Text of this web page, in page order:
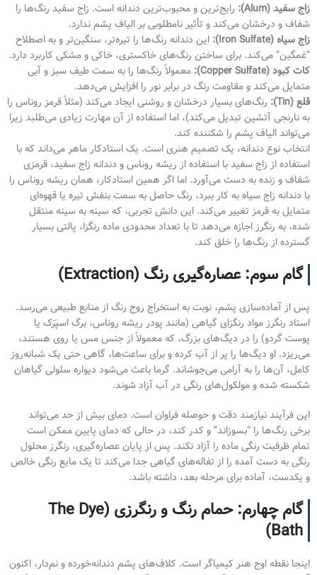
زاج سفید (Alum):
رایج‌ترین و محبوب‌ترین دندانه است. زاج سفید رنگ‌ها را
شفاف و درخشان می‌کند و تأثیر نامطلوبی بر الیاف پشم ندارد.
زاج سیاه (Iron Sulfate):
این دندانه رنگ‌ها را تیره‌تر، سنگین‌تر و به اصطلاح
“غمگین” می‌کند. برای ساختن رنگ‌های خاکستری، خاکی و مشکی کاربرد دارد.
کات کبود (Copper Sulfate):
معمولاً رنگ‌ها را به سمت طیف سبز و آبی
متمایل می‌کند و مقاومت رنگ در برابر نور را افزایش می‌دهد.
قلع (Tin):
رنگ‌های بسیار درخشان و روشنی ایجاد می‌کند (مثلاً قرمز روناس را
به نارنجی آتشین تبدیل می‌کند)، اما استفاده از آن مهارت زیادی می‌طلبد زیرا
می‌تواند الیاف پشم را شکننده کند.
انتخاب نوع دندانه، یک تصمیم هنری است. یک استادکار ماهر می‌داند که با
استفاده از زاج سفید با استفاده از ریشه روناس و دندانه زاج سفید، قرمزی
شفاف و زنده به دست می‌آورد. اما اگر همین استادکار، همان ریشه روناس را
با دندانه زاج سیاه به کار ببرد، رنگ حاصل به سمت بنفش تیره یا قهوه‌ای
متمایل به قرمز تغییر می‌کند. این دانش تجربی، که سینه به سینه منتقل
شده، به رنگرز اجازه می‌دهد تا با تعداد محدودی ماده رنگزا، پالتی بسیار
گسترده از رنگ‌ها را خلق کند.
گام سوم: عصاره‌گیری رنگ (Extraction)
پس از آماده‌سازی پشم، نوبت به استخراج روح رنگ از منابع طبیعی می‌رسد.
استاد رنگرز مواد رنگزای گیاهی (مانند پودر ریشه روناس، برگ اسپَرَک یا
پوست گردو) را در دیگ‌های بزرگ، که معمولاً از جنس مس یا روی هستند،
می‌ریزد. او دیگ‌ها را پر از آب کرده و برای ساعت‌ها، گاهی حتی یک شبانه‌روز
کامل، آن‌ها را به آرامی می‌جوشاند. گرما باعث می‌شود دیواره سلولی گیاهان
شکسته شده و مولکول‌های رنگی در آب آزاد شوند.
این فرآیند نیازمند دقت و حوصله فراوان است. دمای بیش از حد می‌تواند
برخی رنگ‌ها را “بسوزاند” و کدر کند، در حالی که دمای پایین ممکن است
تمام ظرفیت رنگی ماده را آزاد نکند. پس از پایان عصاره‌گیری، رنگرز محلول
رنگی به دست آمده را از تفاله‌های گیاهی جدا می‌کند تا یک مایع رنگی خالص
و یکدست، آماده برای مرحله بعد، داشته باشد.
گام چهارم: حمام رنگ و رنگرزی (The Dye
Bath)
اینجا نقطه اوج هنر کیمیاگر است. کلاف‌های پشم دندانه‌خورده و نم‌دار، اکنون